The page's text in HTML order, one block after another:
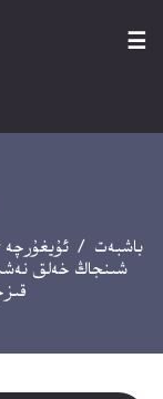
☰
باشبەت / ئۇيغۇرچە
شىنجاڭ خەلق